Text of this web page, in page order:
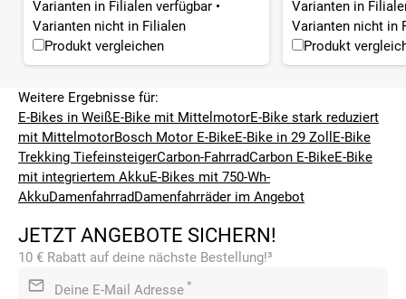
Varianten in Filialen verfügbar •
Varianten nicht in Filialen
Produkt vergleichen
Varianten in
Varianten nicht in
Produkt
Weitere Ergebnisse für:
E-Bikes in WeißE-Bike mit MittelmotorE-Bike stark reduziert
mit MittelmotorBosch Motor E-BikeE-Bike in 29 Zoll E-Bike
Trekking TiefeinsteigerCarbon-FahrradCarbon E-BikeE-Bike
mit integriertem AkkuE-Bikes mit 750-Wh-
AkkuDamenfahrradDamenfahrräder im Angebot
JETZT ANGEBOTE SICHERN!
10 € Rabatt auf deine nächste Bestellung!³
Deine E-Mail Adresse *